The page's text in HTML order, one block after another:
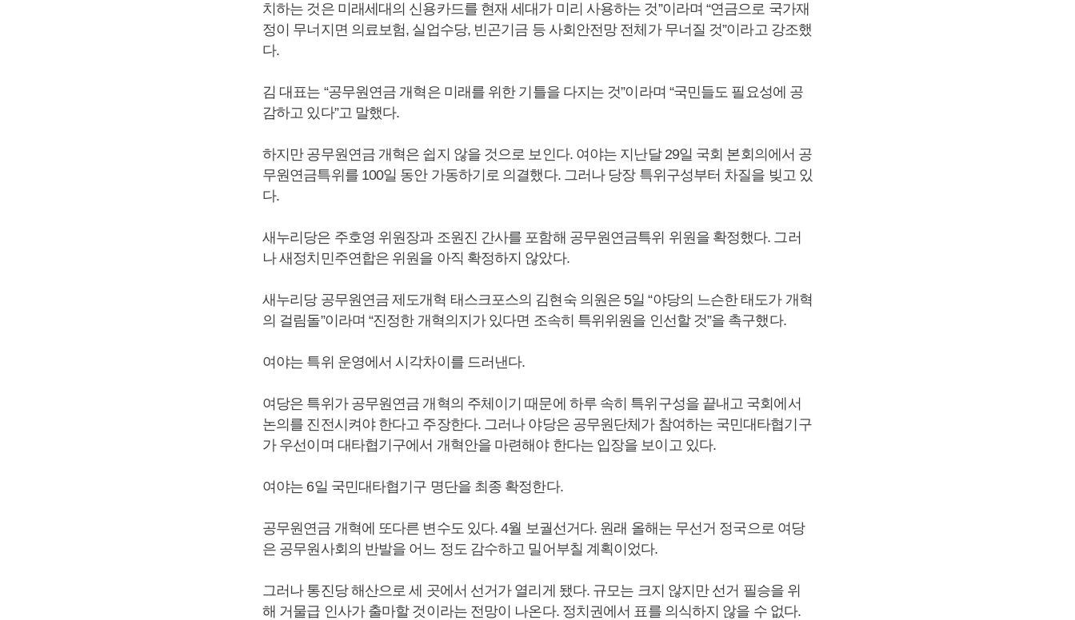
치하는 것은 미래세대의 신용카드를 현재 세대가 미리 사용하는 것”이라며 “연금으로 국가재
정이 무너지면 의료보험, 실업수당, 빈곤기금 등 사회안전망 전체가 무너질 것”이라고 강조했
다.
김 대표는 “공무원연금 개혁은 미래를 위한 기틀을 다지는 것”이라며 “국민들도 필요성에 공
감하고 있다”고 말했다.
하지만 공무원연금 개혁은 쉽지 않을 것으로 보인다. 여야는 지난달 29일 국회 본회의에서 공
무원연금특위를 100일 동안 가동하기로 의결했다. 그러나 당장 특위구성부터 차질을 빚고 있
다.
새누리당은 주호영 위원장과 조원진 간사를 포함해 공무원연금특위 위원을 확정했다. 그러
나 새정치민주연합은 위원을 아직 확정하지 않았다.
새누리당 공무원연금 제도개혁 태스크포스의 김현숙 의원은 5일 “야당의 느슨한 태도가 개혁
의 걸림돌”이라며 “진정한 개혁의지가 있다면 조속히 특위위원을 인선할 것”을 촉구했다.
여야는 특위 운영에서 시각차이를 드러낸다.
여당은 특위가 공무원연금 개혁의 주체이기 때문에 하루 속히 특위구성을 끝내고 국회에서
논의를 진전시켜야 한다고 주장한다. 그러나 야당은 공무원단체가 참여하는 국민대타협기구
가 우선이며 대타협기구에서 개혁안을 마련해야 한다는 입장을 보이고 있다.
여야는 6일 국민대타협기구 명단을 최종 확정한다.
공무원연금 개혁에 또다른 변수도 있다. 4월 보궐선거다. 원래 올해는 무선거 정국으로 여당
은 공무원사회의 반발을 어느 정도 감수하고 밀어부칠 계획이었다.
그러나 통진당 해산으로 세 곳에서 선거가 열리게 됐다. 규모는 크지 않지만 선거 필승을 위
해 거물급 인사가 출마할 것이라는 전망이 나온다. 정치권에서 표를 의식하지 않을 수 없다.